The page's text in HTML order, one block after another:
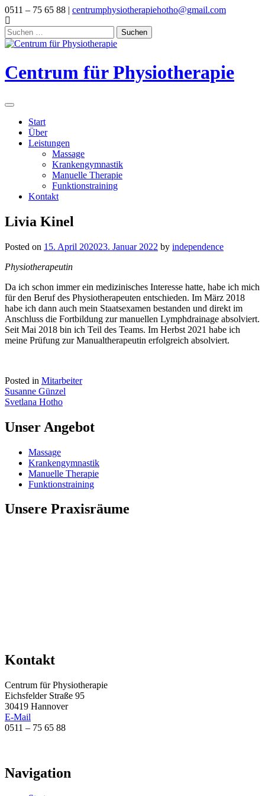
Skip
to
content
0511 – 75 65 88 | centrumphysiotherapiehotho@gmail.com
Suchen
nach:
Centrum für Physiotherapie
Start
Über
Leistungen
Massage
Krankengymnastik
Manuelle Therapie
Funktionstraining
Kontakt
Livia Kinel
Posted on 15. April 202023. Januar 2022 by independence
Physiotherapeutin
Da ich schon immer ein medizinisches Interesse hatte, habe ich mich
für den Beruf des Physiotherapeuten entschieden. Im März 2018
habe ich dann auch mein Staatsexamen bestanden und direkt im
Anschluss die Fortbildung zur manuellen Lymphdrainage absolviert.
Seit Mai 2018 bin ich Teil des Teams. Im Herbst 2021 habe ich
meine Prüfung zur Manualtherapeutin erfolgreich absolviert.
Posted in Mitarbeiter
Beitragsnavigation
Susanne Günzel
Svetlana Hotho
Unser Angebot
Massage
Krankengymnastik
Manuelle Therapie
Funktionstraining
Unsere Praxisräume
Kontakt
Centrum für Physiotherapie
Eichsfelder Straße 95
30419 Hannover
E-Mail
0511 – 75 65 88
Navigation